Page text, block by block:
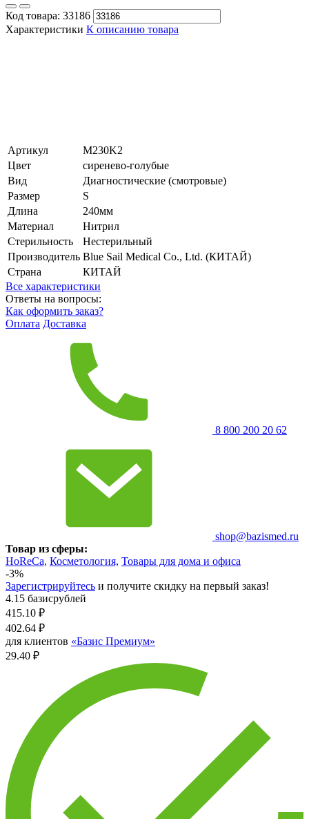
Код товара: 33186
Характеристики К описанию товара
Артикул
M230K2
Цвет
сиренево-голубые
Вид
Диагностические (смотровые)
Размер
S
Длина
240мм
Материал
Нитрил
Стерильность
Нестерильный
Производитель Blue Sail Medical Co., Ltd. (КИТАЙ)
Страна
КИТАЙ
Все характеристики
Ответы на вопросы:
Как оформить заказ?
Оплата Доставка
8 800 200 20 62
shop@bazismed.ru
Товар из сферы:
HoReCa, Косметология, Товары для дома и офиса
-3%
Зарегистрируйтесь и получите скидку на первый заказ!
4.15 базисрублей
415.10 ₽
402.64 ₽
для клиентов «Базис Премиум»
29.40 ₽